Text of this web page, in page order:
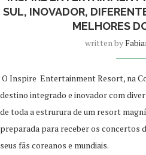
SUL, INOVADOR,
MELHORES
written by
O Inspire Entertainment Resort, na
destino integrado e inovador com
de toda a estrurura de um resort
preparada para receber os concertos
seus fãs coreanos e mundiais.